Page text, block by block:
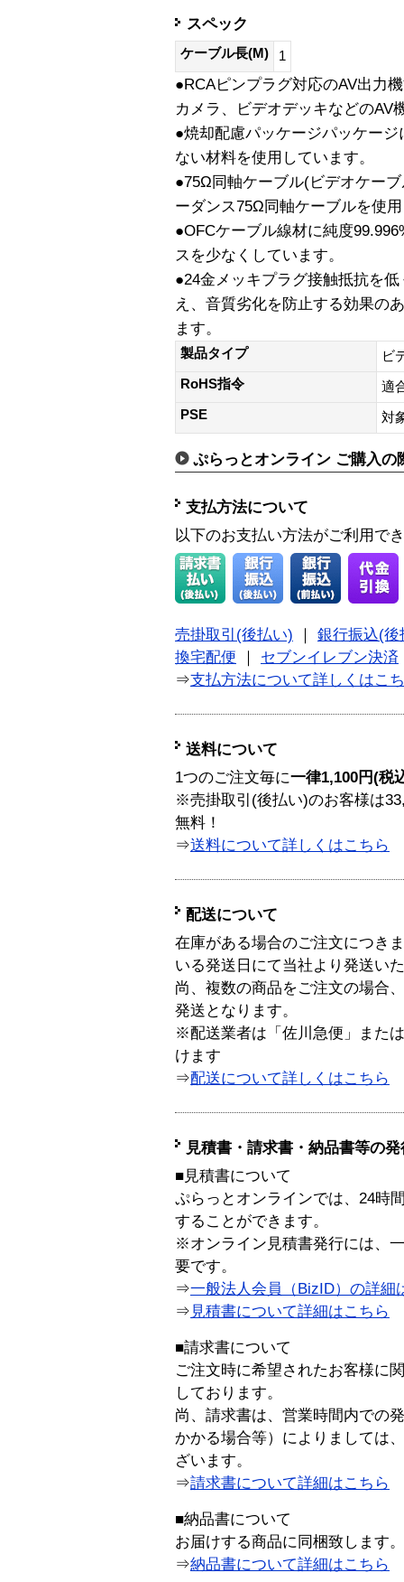
スペック
ケーブル長(M) 1
●RCAピンプラグ対応のAV出力
カメラ、ビデオデッキなどのAV
●焼却配慮パッケージパッケー
ない材料を使用しています。
●75Ω同軸ケーブル(ビデオケー
ーダンス75Ω同軸ケーブルを使
●OFCケーブル線材に純度
スを少なくしています。
●24金メッキプラグ接触抵抗を
え、音質劣化を防止する効果の
ます。
製品タイプ
ビ
RoHS指令
適
PSE
対
ぷらっとオンライン ご購入の
支払方法について
以下のお支払い方法がご利用で
売掛取引(後払い) ｜ 銀行振込(後
換宅配便 ｜ セブンイレブン決済
⇒支払方法について詳しくはこ
送料について
1つのご注文毎に一律1,100円(税
※売掛取引(後払い)のお客様は
無料！
⇒送料について詳しくはこちら
配送について
在庫がある場合のご注文につき
いる発送日にて当社より発送い
尚、複数の商品をご注文の場合
発送となります。
※配送業者は「佐川急便」また
けます
⇒配送について詳しくはこちら
見積書・請求書・納品書等の
■見積書について
ぷらっとオンラインでは、24時
することができます。
※オンライン見積書発行には、
要です。
⇒一般法人会員（BizID）の詳細
⇒ 見積書について詳細はこちら
■請求書について
ご注文時に希望されたお客様に
しております。
尚、請求書は、営業時間内での
かかる場合等）によりましては
ざいます。
⇒請求書について詳細はこちら
■納品書について
お届けする商品に同梱致します。
⇒納品書について詳細はこちら